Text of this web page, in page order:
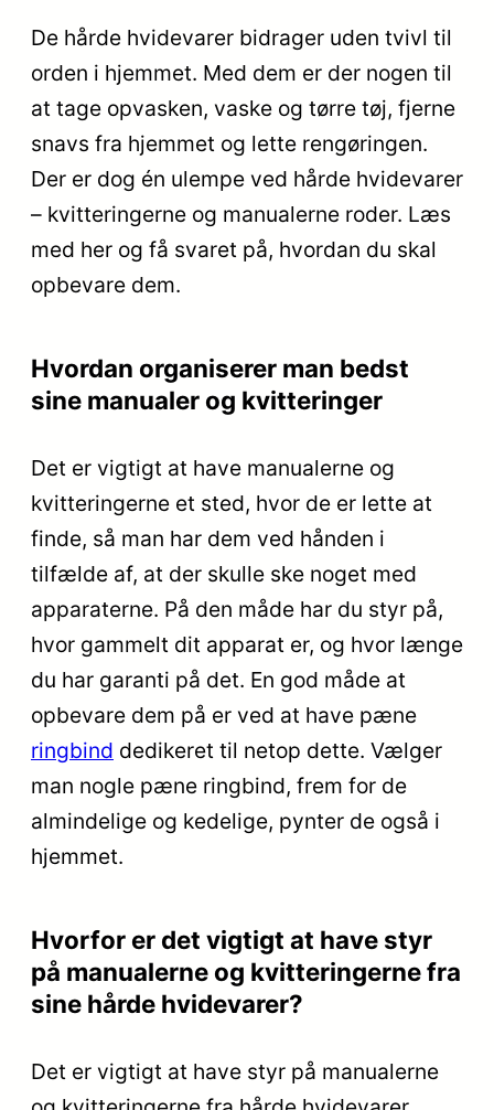
De hårde hvidevarer bidrager uden tvivl til
orden i hjemmet. Med dem er der nogen til
at tage opvasken, vaske og tørre tøj, fjerne
snavs fra hjemmet og lette rengøringen.
Der er dog én ulempe ved hårde hvidevarer
– kvitteringerne og manualerne roder. Læs
med her og få svaret på, hvordan du skal
opbevare dem.
Hvordan organiserer man bedst
sine manualer og kvitteringer
Det er vigtigt at have manualerne og
kvitteringerne et sted, hvor de er lette at
finde, så man har dem ved hånden i
tilfælde af, at der skulle ske noget med
apparaterne. På den måde har du styr på,
hvor gammelt dit apparat er, og hvor længe
du har garanti på det. En god måde at
opbevare dem på er ved at have pæne
ringbind dedikeret til netop dette. Vælger
man nogle pæne ringbind, frem for de
almindelige og kedelige, pynter de også i
hjemmet.
Hvorfor er det vigtigt at have styr
på manualerne og kvitteringerne fra
sine hårde hvidevarer?
Det er vigtigt at have styr på manualerne